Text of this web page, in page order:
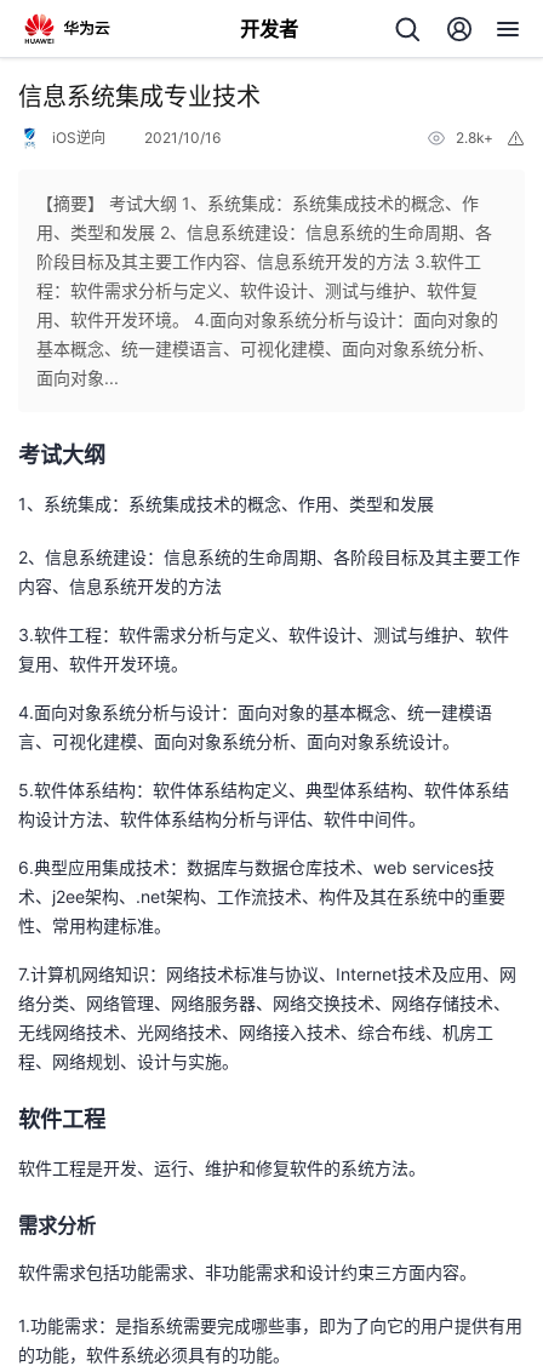
开发者
返
个
人
页
我
开
者
我
的
客
我
论
坛
的
圈
子
我
的
直
播
我
的
活
动
我
的
关
注
我
的
开
发
者
堂
我
的
Programs
我
的
支
我
信息系统集成专业技术
iOS逆向 2021/10/16 2.8k+
【摘要】 考试大纲 1、系统集成：系统集成技术的概念、作
用、类型和发展 2、信息系统建设：信息系统的生命周期、各
阶段目标及其主要工作内容、信息系统开发的方法 3.软件工
程：软件需求分析与定义、软件设计、测试与维护、软件复
用、软件开发环境。 4.面向对象系统分析与设计：面向对象的
基本概念、统一建模语言、可视化建模、面向对象系统分析、
面向对象...
考试大纲
1、系统集成：系统集成技术的概念、作用、类型和发展
2、信息系统建设：信息系统的生命周期、各阶段目标及其主要工作
内容、信息系统开发的方法
3.软件工程：软件需求分析与定义、软件设计、测试与维护、软件
复用、软件开发环境。
4.面向对象系统分析与设计：面向对象的基本概念、统一建模语
言、可视化建模、面向对象系统分析、面向对象系统设计。
5.软件体系结构：软件体系结构定义、典型体系结构、软件体系结
构设计方法、软件体系结构分析与评估、软件中间件。
6.典型应用集成技术：数据库与数据仓库技术、web services技
术、j2ee架构、.net架构、工作流技术、构件及其在系统中的重要
性、常用构建标准。
7.计算机网络知识：网络技术标准与协议、Internet技术及应用、网
络分类、网络管理、网络服务器、网络交换技术、网络存储技术、
无线网络技术、光网络技术、网络接入技术、综合布线、机房工
程、网络规划、设计与实施。
软件工程
软件工程是开发、运行、维护和修复软件的系统方法。
需求分析
软件需求包括功能需求、非功能需求和设计约束三方面内容。
1.功能需求：是指系统需要完成哪些事，即为了向它的用户提供有用
的功能，软件系统必须具有的功能。